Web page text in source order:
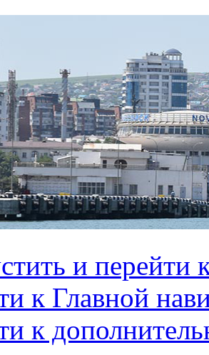
и перейти
к Главной
к